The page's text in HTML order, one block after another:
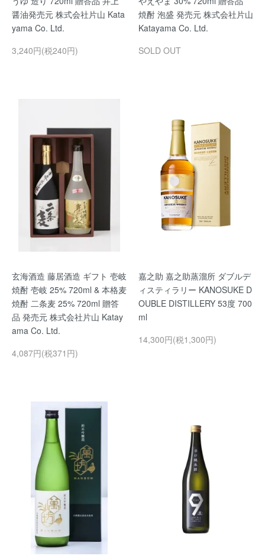
醤油発売元 株式会社片山 Kata
yama Co. Ltd.
3,240円(税240円)
焼酎 泡盛 発売元 株式会社片山
Katayama Co. Ltd.
SOLD OUT
玄海酒造 藤居酒造 ギフト 壱岐
焼酎 壱岐 25% 720ml & 本格麦
焼酎 二条麦 25% 720ml 贈答
品 発売元 株式会社片山 Katay
ama Co. Ltd.
4,087円(税371円)
嘉之助 嘉之助蒸溜所 ダブルデ
ィスティラリー KANOSUKE D
OUBLE DISTILLERY 53度 700
ml
14,300円(税1,300円)